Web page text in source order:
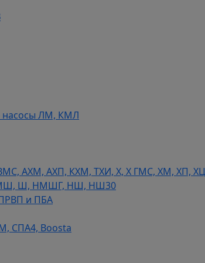
насосы ЛМ, КМЛ
АХМ, АХП, КХМ, ТХИ, Х, Х ГМС, ХМ, ХП,
НМШ, Ш, НМШГ, НШ, НШ30
и ПБА
СПА4, Boosta